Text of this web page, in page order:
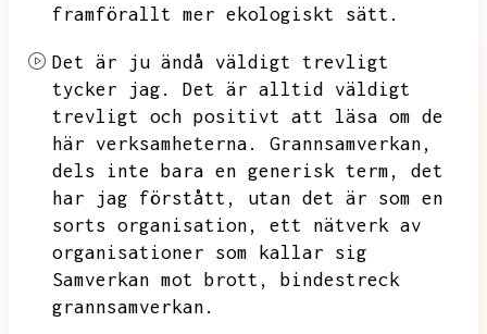
framförallt mer ekologiskt sätt.
Det är ju ändå väldigt trevligt
tycker jag.
Det är alltid väldigt
trevligt och positivt att läsa om de
här verksamheterna.
Grannsamverkan,
dels inte bara en generisk term,
det
har jag förstått,
utan det är som en
sorts organisation,
ett nätverk av
organisationer som kallar sig
Samverkan mot brott,
bindestreck
grannsamverkan.